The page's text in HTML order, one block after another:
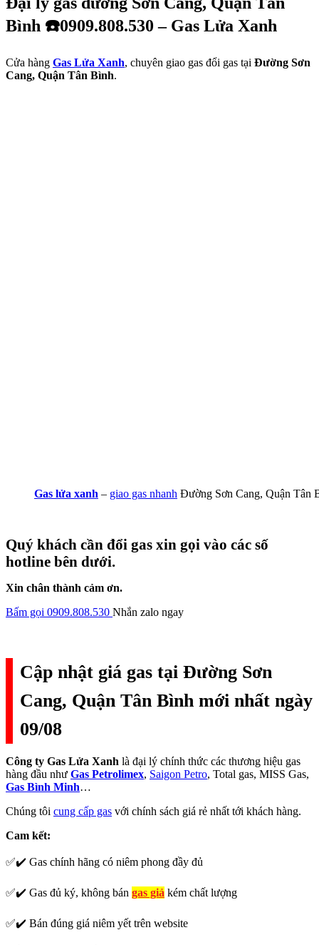
Bình ☎️0909.808.530 – Gas Lửa Xanh
Cửa hàng Gas Lửa Xanh, chuyên giao gas đổi gas tại Đường Sơn
Cang, Quận Tân Bình.
Gas lửa xanh – giao gas nhanh Đường Sơn Cang, Quận Tân
Quý khách cần đổi gas xin gọi vào các số
hotline bên dưới.
Xin chân thành cảm ơn.
Bấm gọi 0909.808.530 Nhắn zalo ngay
Cập nhật giá gas tại Đường Sơn
Cang, Quận Tân Bình mới nhất ngày
09/08
Công ty Gas Lửa Xanh là đại lý chính thức các thương hiệu gas
hàng đầu như Gas Petrolimex, Saigon Petro, Total gas, MISS Gas,
Gas Bình Minh…
Chúng tôi cung cấp gas với chính sách giá rẻ nhất tới khách hàng.
Cam kết:
✅✔️ Gas chính hãng có niêm phong đầy đủ
✅✔️ Gas đủ ký, không bán gas giả kém chất lượng
✅✔️ Bán đúng giá niêm yết trên website